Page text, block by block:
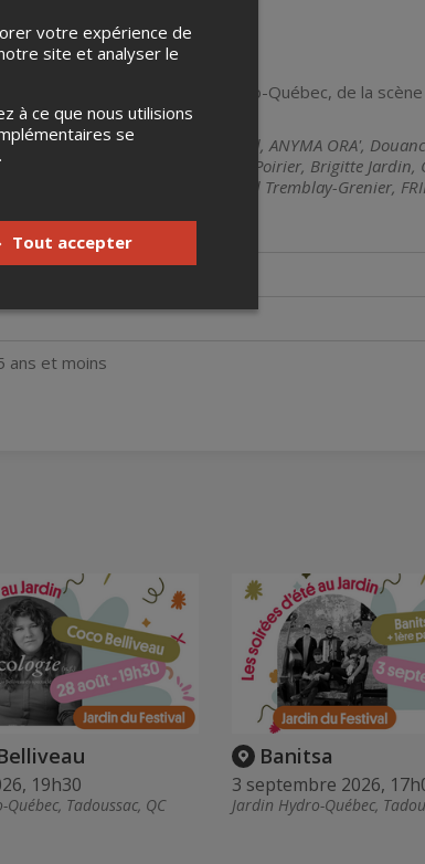
deux scènes du Jardin-Hydro-Québec, de la scène
Jean Cormier, Gab Bouchard, ANYMA ORA',
Phlébite, Superchérie, duo Fortin-Poirier, Brigitte Jardin,
To, Maude Sonier, Édouard Tremblay-Grenier,
ans et moins
19h30
Tadoussac, QC
Banitsa
3 septembre 2026,
Jardin Hydro-Québec,
votre expérience de
site et analyser le
à ce que nous utilisions
se
.
Tout accepter